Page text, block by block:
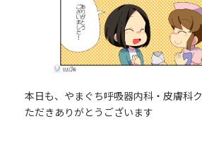
本日も、やまぐち呼吸器内科・皮膚科
ただきありがとうございます